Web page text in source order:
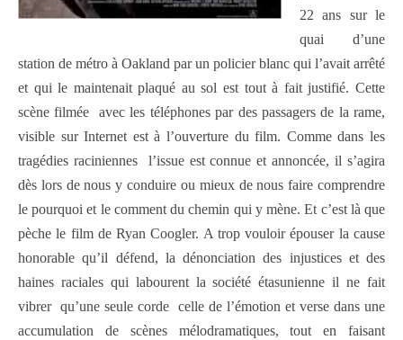
22 ans sur le
quai d’une
station de métro à Oakland par un policier blanc qui l’avait arrêté
et qui le maintenait plaqué au sol est tout à fait justifié. Cette
scène filmée avec les téléphones par des passagers de la rame,
visible sur Internet est à l’ouverture du film. Comme dans les
tragédies raciniennes l’issue est connue et annoncée, il s’agira
dès lors de nous y conduire ou mieux de nous faire comprendre
le pourquoi et le comment du chemin qui y mène. Et c’est là que
pèche le film de Ryan Coogler. A trop vouloir épouser la cause
honorable qu’il défend, la dénonciation des injustices et des
haines raciales qui labourent la société étasunienne il ne fait
vibrer qu’une seule corde celle de l’émotion et verse dans une
accumulation de scènes mélodramatiques, tout en faisant